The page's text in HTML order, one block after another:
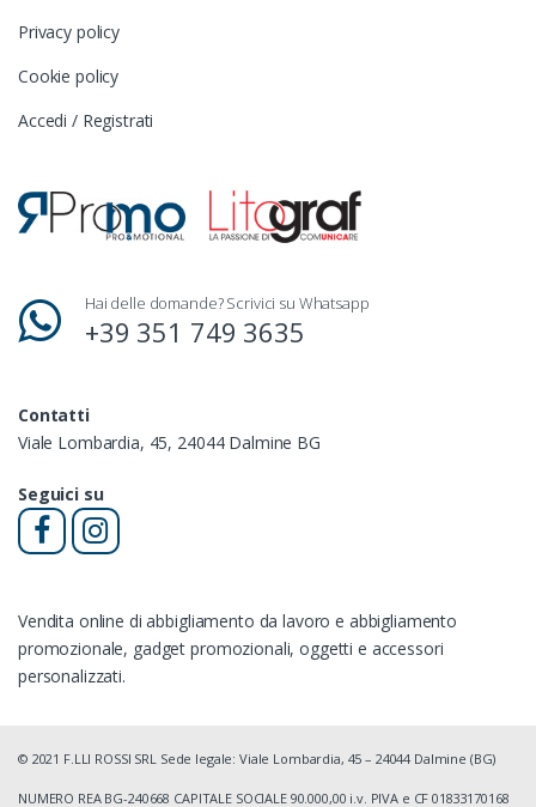
Privacy policy
Cookie policy
Accedi / Registrati
Hai delle domande? Scrivici su Whatsapp
+39 351 749 3635
Contatti
Viale Lombardia, 45, 24044 Dalmine BG
Seguici su
Vendita online di abbigliamento da lavoro e abbigliamento
promozionale, gadget promozionali, oggetti e accessori
personalizzati.
© 2021 F.LLI ROSSI SRL Sede legale: Viale Lombardia, 45 – 24044 Dalmine (BG)
NUMERO REA BG-240668 CAPITALE SOCIALE 90.000,00 i.v. PIVA e CF 01833170168